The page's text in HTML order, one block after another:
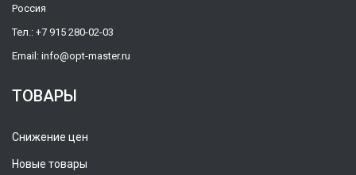
Россия
Тел.: +7 915 280-02-03
Email: info@opt-master.ru
ТОВАРЫ
Снижение цен
Новые товары